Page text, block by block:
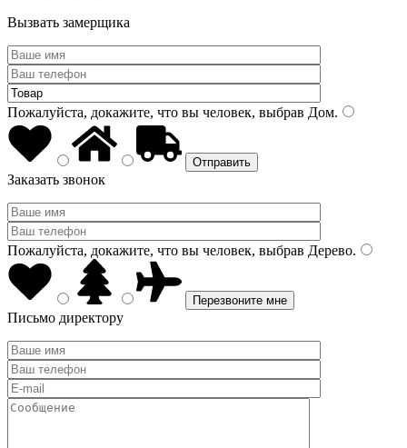
Вызвать замерщика
Пожалуйста, докажите, что вы человек, выбрав Дом.
Заказать звонок
Пожалуйста, докажите, что вы человек, выбрав Дерево.
Письмо директору